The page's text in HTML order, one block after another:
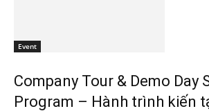
Event
Company Tour & Demo Day
Program – Hành trình kiến